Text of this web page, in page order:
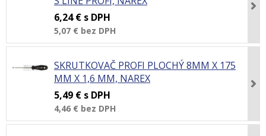
6,24 € s DPH
5,07 € bez DPH
SKRUTKOVAČ PROFI PLOCHÝ 8MM X 175
MM X 1,6 MM, NAREX
5,49 € s DPH
4,46 € bez DPH